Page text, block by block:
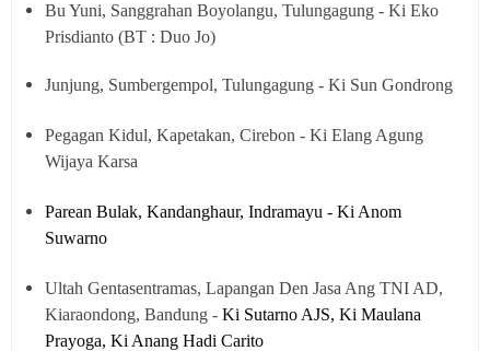
Bu Yuni, Sanggrahan Boyolangu, Tulungagung - Ki Eko
Prisdianto (BT : Duo Jo)
Junjung, Sumbergempol, Tulungagung - Ki Sun Gondrong
Pegagan Kidul, Kapetakan, Cirebon - Ki Elang Agung
Wijaya Karsa
Parean Bulak, Kandanghaur, Indramayu - Ki Anom
Suwarno
Ultah Gentasentramas, Lapangan Den Jasa Ang TNI AD,
Kiaraondong, Bandung - Ki Sutarno AJS, Ki Maulana
Prayoga, Ki Anang Hadi Carito